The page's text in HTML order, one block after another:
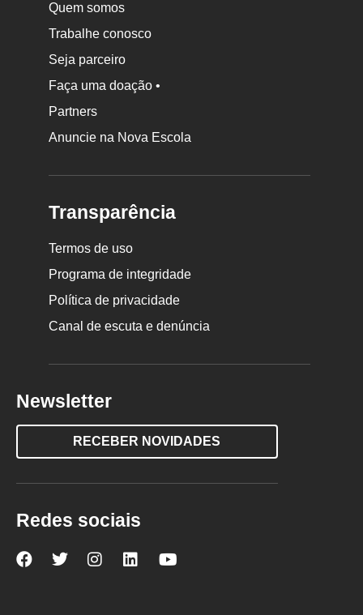
Quem somos
Trabalhe conosco
Seja parceiro
Faça uma doação •
Partners
Anuncie na Nova Escola
Transparência
Termos de uso
Programa de integridade
Política de privacidade
Canal de escuta e denúncia
Newsletter
RECEBER NOVIDADES
Redes sociais
NovaNova Nova Nova